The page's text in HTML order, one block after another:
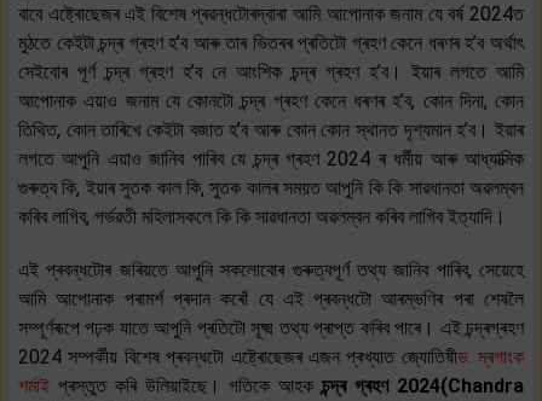
বাবে এষ্ট্ৰোছেজৰ এই বিশেষ প্ৰৱন্ধটোৰদ্বাৰা আমি আপোনাক জনাম যে বৰ্ষ 2024ত
মুঠতে কেইটা চন্দ্ৰ গ্ৰহণ হ’ব আৰু তাৰ ভিতৰৰ প্ৰতিটো গ্ৰহণ কেনে ধৰণৰ হ’ব অৰ্থাৎ
সেইবোৰ পূৰ্ণ চন্দ্ৰ গ্ৰহণ হ’ব নে আংশিক চন্দ্ৰ গ্ৰহণ হ’ব। ইয়াৰ লগতে আমি
আপোনাক এয়াও জনাম যে কোনটো চন্দ্ৰ গ্ৰহণ কেনে ধৰণৰ হ’ব, কোন দিনা, কোন
তিথিত, কোন তাৰিখে কেইটা বজাত হ’ব আৰু কোন কোন স্থানত দৃশ্যমান হ’ব। ইয়াৰ
লগতে আপুনি এয়াও জানিব পাৰিব যে চন্দ্ৰ গ্ৰহণ 2024 ৰ ধৰ্মীয় আৰু আধ্যাত্মিক
গুৰুত্ব কি, ইয়াৰ সুতক কাল কি, সুতক কালৰ সময়ত আপুনি কি কি সাৱধানতা অৱলম্বন
কৰিব লাগিব, গৰ্ভৱতী মহিলাসকলে কি কি সাৱধানতা অৱলম্বন কৰিব লাগিব ইত্যাদি।
এই প্ৰবন্ধটোৰ জৰিয়তে আপুনি সকলোবোৰ গুৰুত্বপূৰ্ণ তথ্য জানিব পাৰিব, সেয়েহে
আমি আপোনাক পৰামৰ্শ প্ৰদান কৰোঁ যে এই প্ৰবন্ধটো আৰম্ভণিৰ পৰা শেষলৈ
সম্পূৰ্ণৰূপে পঢ়ক যাতে আপুনি প্ৰতিটো সূক্ষ্ম তথ্য প্ৰাপ্ত কৰিব পাৰে। এই চন্দ্ৰগ্ৰহণ
2024 সম্পৰ্কীয় বিশেষ প্ৰবন্ধটো এষ্ট্ৰোছেজৰ এজন প্ৰখ্যাত জ্যোতিষীড. ম্ৰগাংক
শৰ্মাই প্ৰস্তুত কৰি উলিয়াইছে। গতিকে আহক চন্দ্ৰ গ্ৰহণ 2024(Chandra